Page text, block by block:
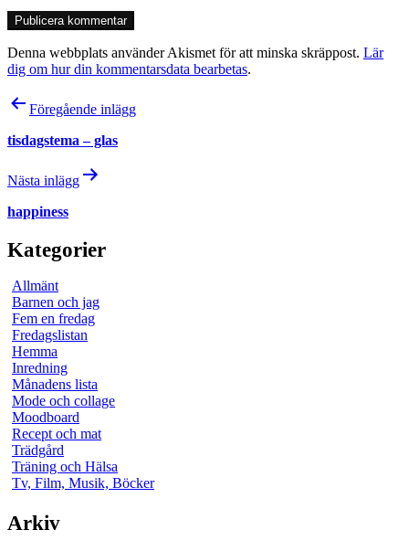
Denna webbplats använder Akismet för att minska skräppost. Lär
dig om hur din kommentarsdata bearbetas.
Inläggsnavigering
Föregående inlägg
tisdagstema – glas
Nästa inlägg
happiness
Kategorier
Allmänt
Barnen och jag
Fem en fredag
Fredagslistan
Hemma
Inredning
Månadens lista
Mode och collage
Moodboard
Recept och mat
Trädgård
Träning och Hälsa
Tv, Film, Musik, Böcker
Arkiv